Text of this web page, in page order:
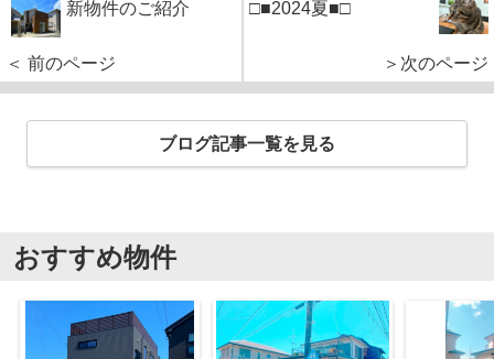
新物件のご紹介
＜ 前のページ
□■2024夏■□
＞次のページ
ブログ記事一覧を見る
おすすめ物件